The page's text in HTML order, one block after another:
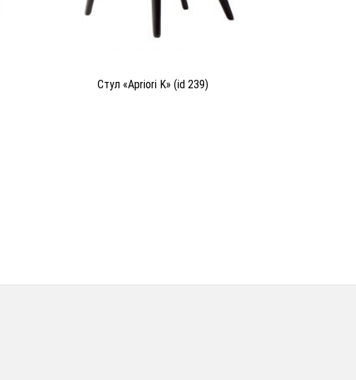
Стул «Apriori K» (id 239)